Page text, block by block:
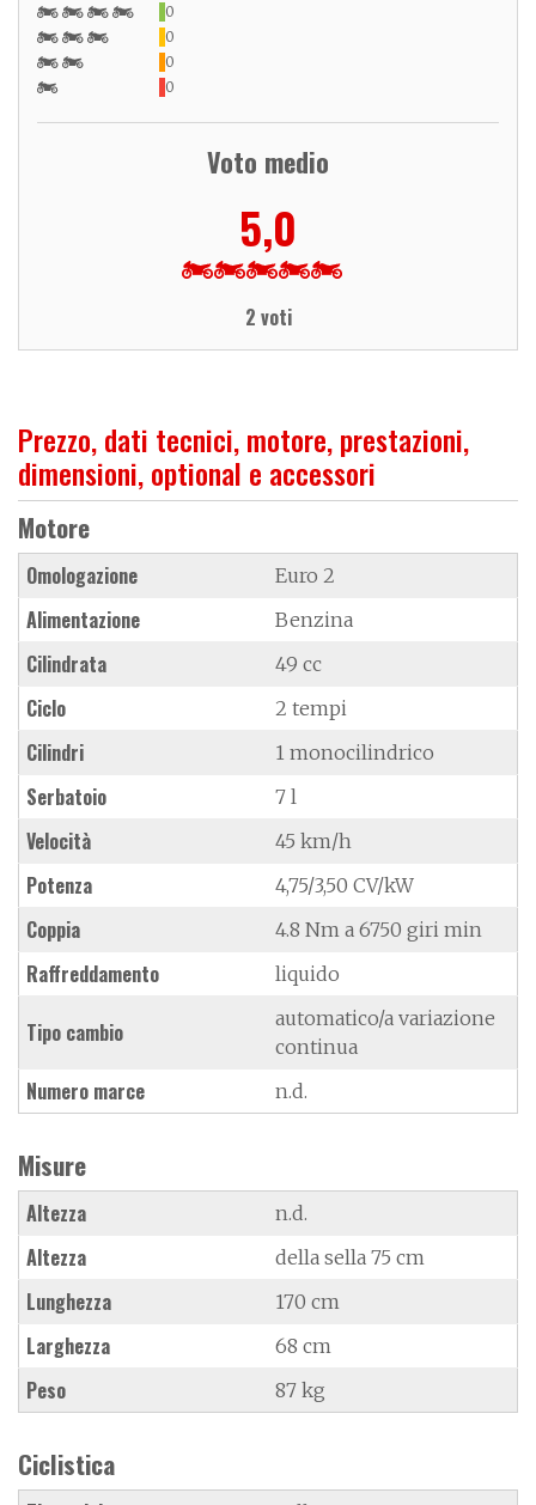
0
0
0
0
Voto medio
5,0
2 voti
Prezzo, dati tecnici, motore, prestazioni,
dimensioni, optional e accessori
Motore
Omologazione Euro 2
Alimentazione Benzina
Cilindrata 49 cc
Ciclo 2 tempi
Cilindri 1 monocilindrico
Serbatoio 7 l
Velocità 45 km/h
Potenza 4,75/3,50 CV/kW
Coppia 4.8 Nm a 6750 giri min
Raffreddamento liquido
Tipo cambio
automatico/a variazione
continua
Numero marce n.d.
Misure
Altezza n.d.
Altezza della sella 75 cm
Lunghezza 170 cm
Larghezza 68 cm
Peso 87 kg
Ciclistica